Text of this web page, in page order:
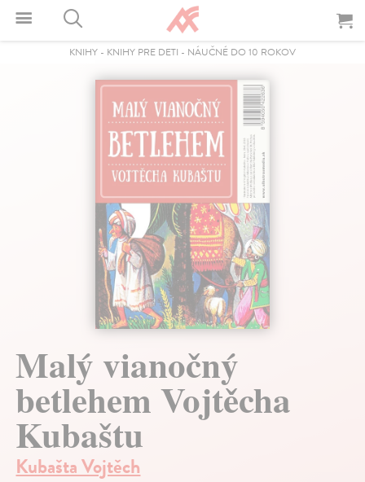
KNIHY - KNIHY PRE DETI - NÁUČNÉ DO 10 ROKOV
Malý vianočný
betlehem Vojtěcha
Kubaštu
Kubašta Vojtěch